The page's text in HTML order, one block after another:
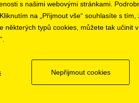
s našimi webovými stránkami.
. Kliknutím na „Přijmout vše“ souhlasíte s tím,
některých typů cookies, můžete tak učinit
Nepřijmout cookies